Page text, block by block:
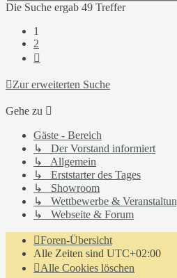
Die Suche ergab 49 Treffer
1
2
Zur erweiterten Suche
Gehe zu
Gäste - Bereich
↳ Der Vorstand informiert
↳ Allgemein
↳ Erststarter des Tages
↳ Showroom
↳ Wettbewerbe &
↳ Webseite & Forum
Foren-Übersicht
Alle Zeiten sind UTC+02:00
Alle Cookies löschen